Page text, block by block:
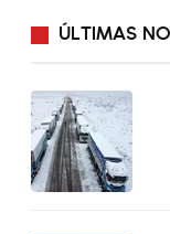
ÚLTIMAS